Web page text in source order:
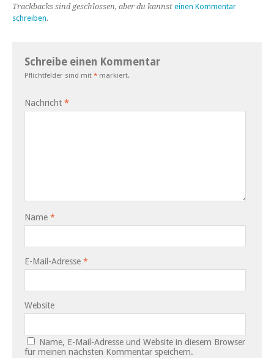
Trackbacks sind geschlossen, aber du kannst einen Kommentar
schreiben.
Schreibe einen Kommentar
Pflichtfelder sind mit * markiert.
Nachricht *
Name *
E-Mail-Adresse *
Website
Name, E-Mail-Adresse und Website in diesem Browser
für meinen nächsten Kommentar speichern.